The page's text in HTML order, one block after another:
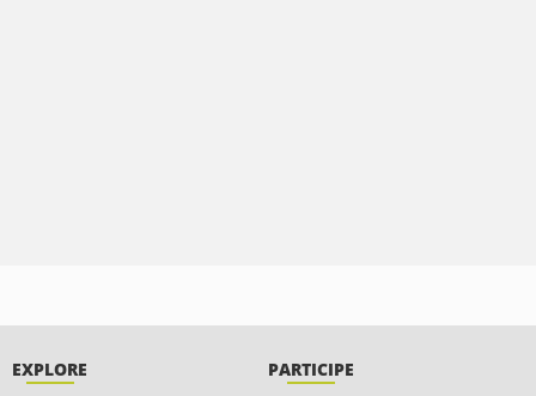
EXPLORE PARTICIPE